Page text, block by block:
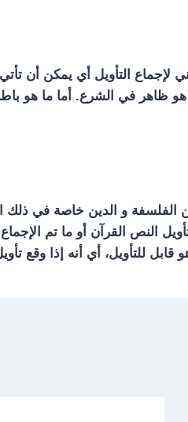
لإجماع التأويل أي يمكن أن
ظاهر في الشرع. أما ما هو
و الدين خاصة في ذلك
تأويل النص القرآن أو ما تم